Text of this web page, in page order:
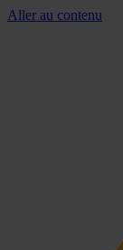
Aller au contenu